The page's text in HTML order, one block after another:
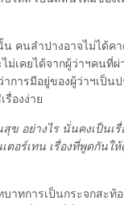
คนลำปางอาจไม่ได้คา
ม่เคยได้จากผู้ว่าฯคนที่
การมีอยู่ของผู้ว่าฯเป็น
รื่องง่าย
ข อย่างไร นั่นคงเป็นเ
ตอร์เทน เรื่องที่พูดกันใ
บาทการเป็นกระจกสะท้